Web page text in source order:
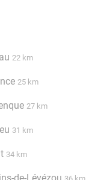
22 km
25 km
27 km
31 km
34 km